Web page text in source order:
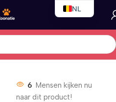
6 Mensen kijken nu
naar dit product!
NL